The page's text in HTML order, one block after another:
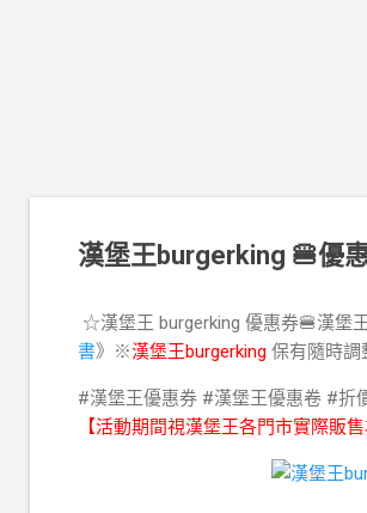
漢堡王burgerking 🍔優
☆漢堡王 burgerking 優惠券🍔漢堡
書》※漢堡王burgerking 保有隨時
#漢堡王優惠券 #漢堡王優惠卷 #折
【活動期間視漢堡王各門市實際販售